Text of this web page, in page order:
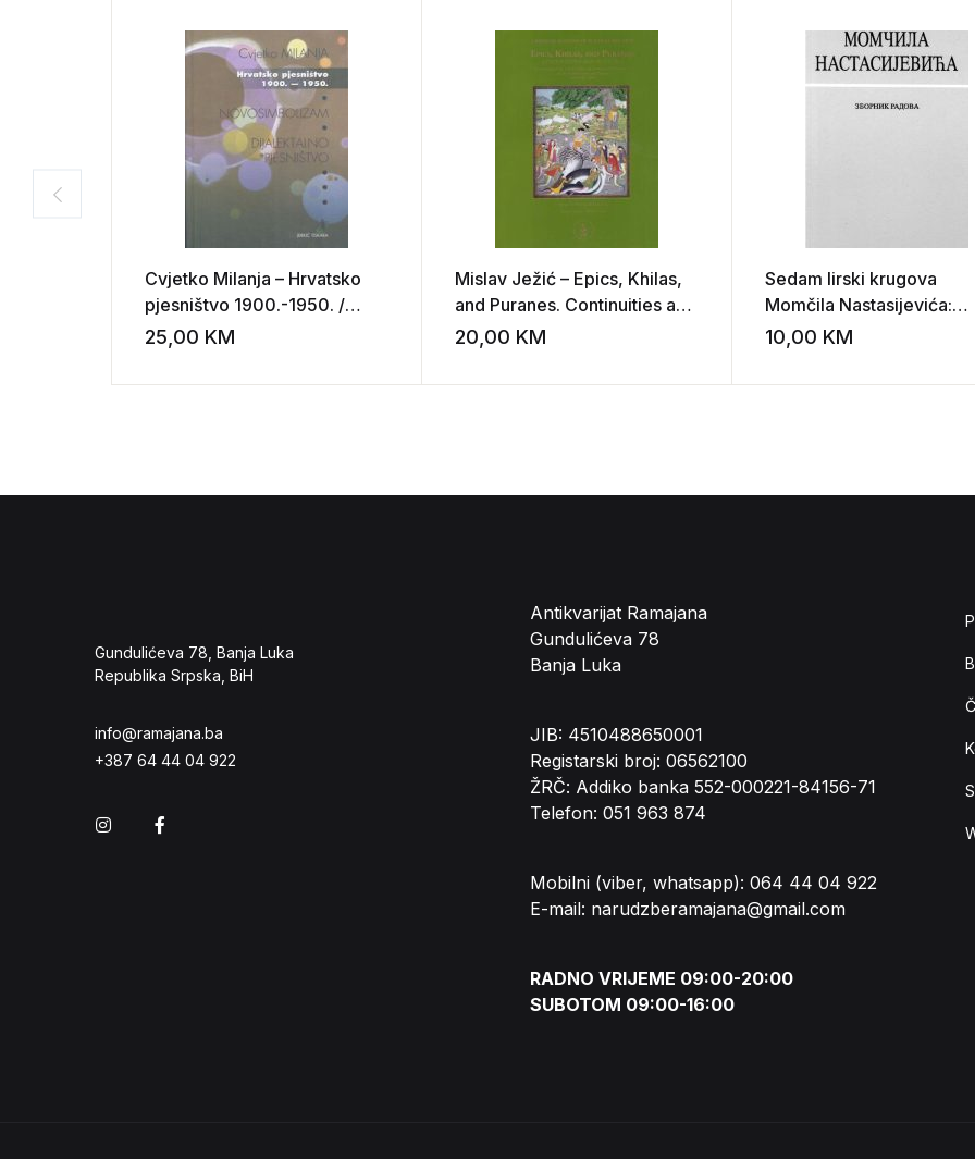
Cvjetko Milanja – Hrvatsko
pjesništvo 1900.-1950. /
Novosimbolizam, dijalektno
25,00 KM Add to wishlist
Mislav Ježić – Epics, Khilas,
and Puranes. Continuities and
Ruptures
20,00 KM Add to wishlist
Sedam lirski krugova
Momčila Nastasijevića:
zbornik radova
10,00 KM
Gundulićeva 78, Banja Luka
Republika Srpska, BiH
info@ramajana.ba
+387 64 44 04 922
Instagram
Antikvarijat Ramajana
Gundulićeva 78
Banja Luka
JIB: 4510488650001
Registarski broj: 06562100
ŽRČ: Addiko banka 552-000221-84156-71
Telefon: 051 963 874
Mobilni (viber, whatsapp): 064 44 04 922
E-mail: narudzberamajana@gmail.com
RADNO VRIJEME 09:00-20:00
SUBOTOM 09:00-16:00